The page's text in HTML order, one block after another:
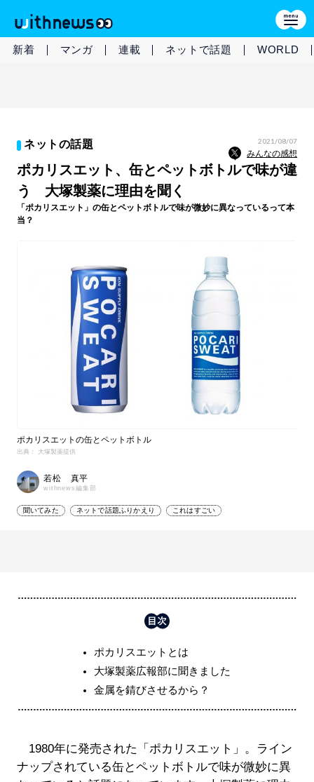
新着 マンガ 連載 ネットで話題 WORLD
ネットの話題 2021/08/07
みんなの感想
ポカリスエット、缶とペットボトルで味が違
う 大塚製薬に理由を聞く
「ポカリスエット」の缶とペットボトルで味が微妙に異なっているって本
当？
ポカリスエットの缶とペットボトル
出典： 大塚製薬提供
若松 真平
withnews編集部
聞いてみた ネットで話題ふりかえり これはすごい
ポカリスエットとは
大塚製薬広報部に聞きました
金属を錆びさせるから？
1980年に発売された「ポカリスエット」。ライン
ナップされている缶とペットボトルで味が微妙に異